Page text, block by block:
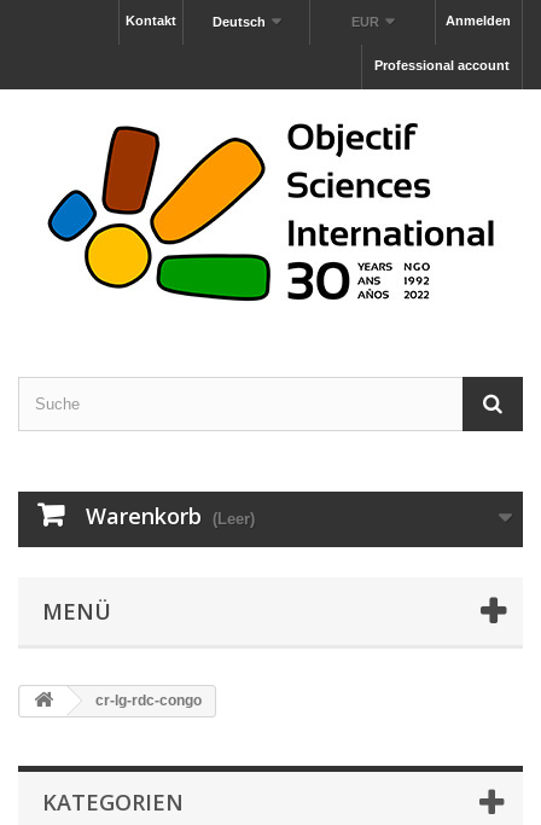
Anmelden
EUR
Deutsch
Kontakt
Professional account
Warenkorb (Leer)
MENÜ
cr-lg-rdc-congo
KATEGORIEN